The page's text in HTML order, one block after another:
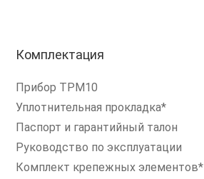
Комплектация
Прибор ТРМ10
Уплотнительная прокладка*
Паспорт и гарантийный талон
Руководство по эксплуатации
Комплект крепежных элементов*